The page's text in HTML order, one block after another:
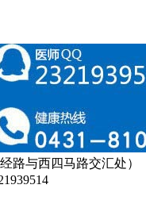
路与西四马路交汇处）